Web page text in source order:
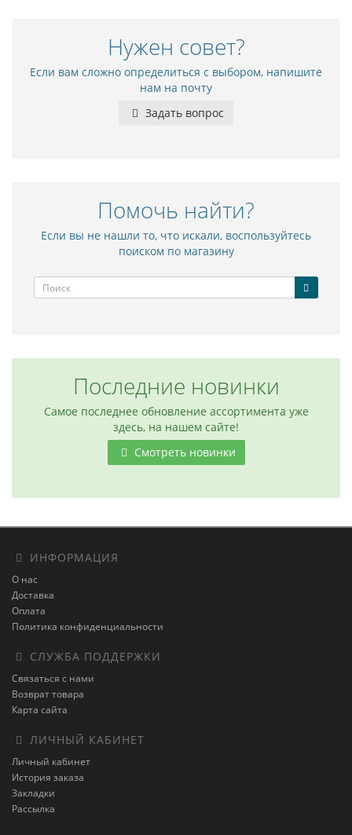
Нужен совет?
Если вам сложно определиться с выбором, напишите
нам на почту
Задать вопрос
Помочь найти?
Если вы не нашли то, что искали, воспользуйтесь
поиском по магазину
Последние новинки
Самое последнее обновление ассортимента уже
здесь, на нашем сайте!
Смотреть новинки
ИНФОРМАЦИЯ
О нас
Доставка
Оплата
Политика конфиденциальности
СЛУЖБА ПОДДЕРЖКИ
Связаться с нами
Возврат товара
Карта сайта
ЛИЧНЫЙ КАБИНЕТ
Личный кабинет
История заказа
Закладки
Рассылка